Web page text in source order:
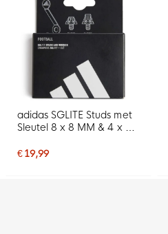
adidas SGLITE Studs met
Sleutel 8 x 8 MM & 4 x 11
€ 19,99